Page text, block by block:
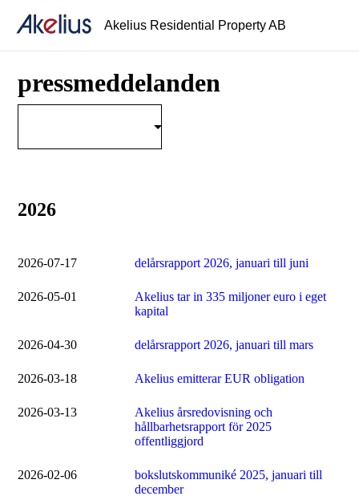
Akelius Residential Property AB
pressmeddelanden
2026
2026-07-17 delårsrapport 2026, januari till juni
2026-05-01
Akelius tar in 335 miljoner euro i eget
kapital
2026-04-30 delårsrapport 2026, januari till mars
2026-03-18 Akelius emitterar EUR obligation
2026-03-13
Akelius årsredovisning och
hållbarhetsrapport för 2025
offentliggjord
2026-02-06
bokslutskommuniké 2025, januari till
december